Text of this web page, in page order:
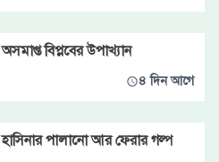
অসমাপ্ত বিপ্লবের উপাখ্যান
৪ দিন আগে
হাসিনার পালানো আর ফেরার গল্প